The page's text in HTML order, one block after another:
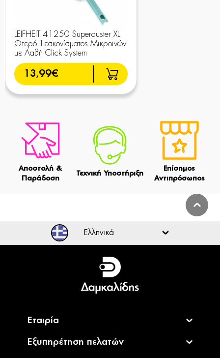
LEIFHEIT 41250 Superduster XL
Φτερό Ξεσκονίσματος Μικροϊνών
με Λαβή Click System
13,99€
Αποστολή &
Παράδοση
Τεχνική Υποστήριξη
Επίσημος
Αντιπρόσωπος
Ελληνικά
Ελληνικά
English
Εταιρία
Εξυπηρέτηση πελατών